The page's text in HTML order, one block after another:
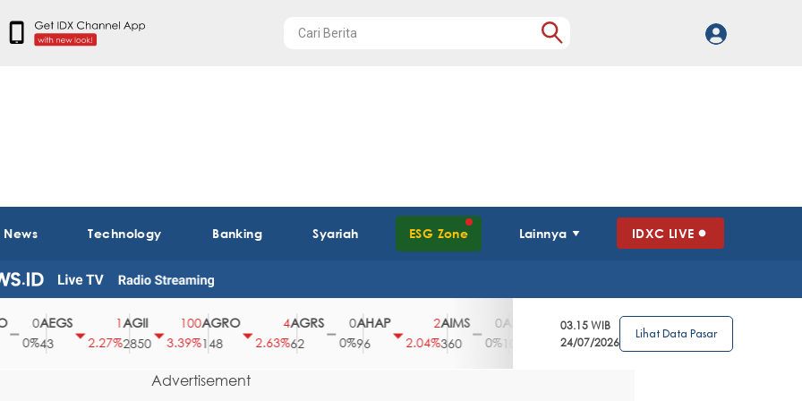
Technology Banking Syariah ESG Zone Lainnya IDXC LIVE
AEGS
43
2.27%
AGII
2850
100
3.39%
AGRO
148
2.63%
AGRS
62
AHAP
96
2.04%
AIMS
360
AISA
108
AKPI
492
2
0.4%
AKRA
1435
1.77%
03.15 WIB
24/07/2026
Lihat Data Pasar
Advertisement